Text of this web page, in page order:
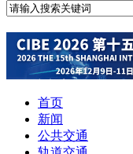
首页
新闻
公共交通